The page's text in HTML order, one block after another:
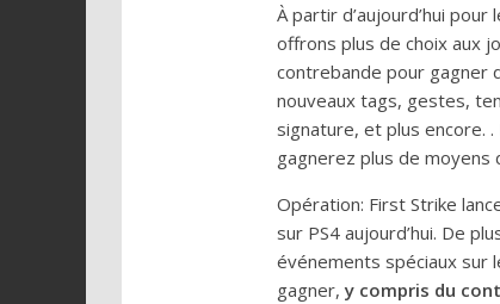
À partir d’aujourd’hui
offrons plus de choix aux
contrebande pour gagner
nouveaux tags, gestes,
signature, et plus encore.
gagnerez plus de moyens
Opération: First Strike
sur PS4 aujourd’hui. De
événements spéciaux sur
gagner,y compris du